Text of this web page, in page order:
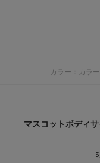
カラー：カラ
マスコットボディ
5